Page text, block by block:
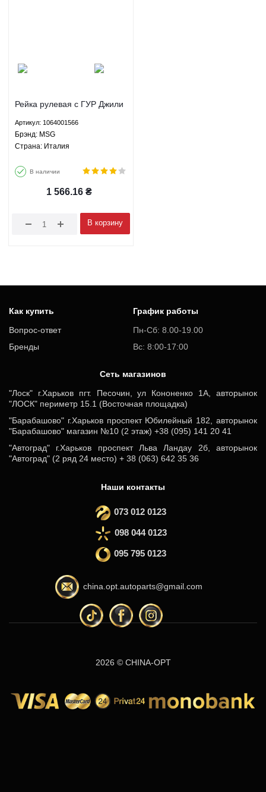
Рейка рулевая с ГУР Джили
БИД Ф3 Г3 Лифан 620
Солано - 1064001566 MSG
Артикул: 1064001566
Брэнд: MSG
Страна: Италия
В наличии
1 566.16₴
В корзину
Как купить
Вопрос-ответ
Бренды
График работы
Пн-Сб: 8.00-19.00
Вс: 8:00-17:00
Cеть магазинов
"Лоск" г.Харьков пгт. Песочин, ул Кононенко 1А, авторынок
"ЛОСК" периметр 15.1 (Восточная площадка)
"Барабашово" г.Харьков проспект Юбилейный 182, авторынок
"Барабашово" магазин №10 (2 этаж) +38 (095) 141 20 41
"Автоград" г.Харьков проспект Льва Ландау 2б, авторынок
"Автоград" (2 ряд 24 место) + 38 (063) 642 35 36
Наши контакты
073 012 0123
098 044 0123
095 795 0123
china.opt.autoparts@gmail.com
2026 © CHINA-OPT